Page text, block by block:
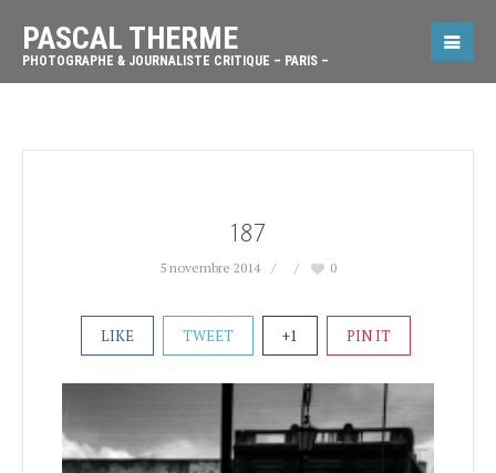
PASCAL THERME
PHOTOGRAPHE & JOURNALISTE CRITIQUE – PARIS –
187
5 novembre 2014 0
LIKE TWEET +1 PIN IT